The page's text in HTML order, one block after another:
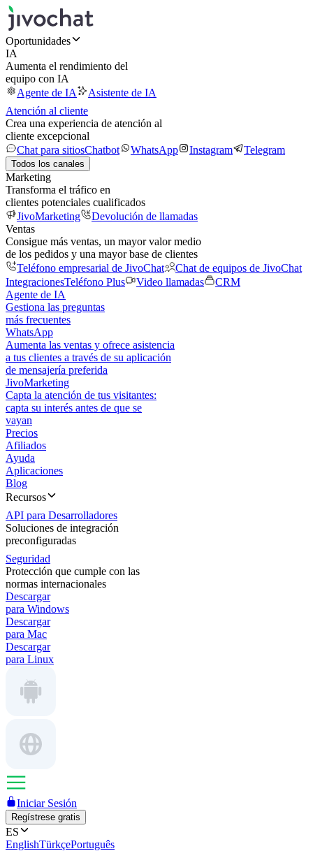
Oportunidades
IA
Aumenta el rendimiento del
equipo con IA
Agente de IA
Asistente de IA
Atención al cliente
Crea una experiencia de atención al
cliente excepcional
Chat para sitiosChatbot WhatsApp Instagram Telegram
Todos los canales
Marketing
Transforma el tráfico en
clientes potenciales cualificados
JivoMarketing
Devolución de llamadas
Ventas
Consigue más ventas, un mayor valor medio
de los pedidos y una mayor base de clientes
Teléfono empresarial de JivoChat
Chat de equipos de JivoChat
IntegracionesTeléfono Plus Video llamadas
CRM
Agente de IA
Gestiona las preguntas
más frecuentes
WhatsApp
Aumenta las ventas y ofrece asistencia
a tus clientes a través de su aplicación
de mensajería preferida
JivoMarketing
Capta la atención de tus visitantes:
capta su interés antes de que se
vayan
Precios
Afiliados
Ayuda
Aplicaciones
Blog
Recursos
API para Desarrolladores
Soluciones de integración
preconfiguradas
Seguridad
Protección que cumple con las
normas internacionales
Descargar
para Windows
Descargar
para Mac
Descargar
para Linux
Iniciar Sesión
Regístrese gratis
ES
EnglishTürkçePortuguês